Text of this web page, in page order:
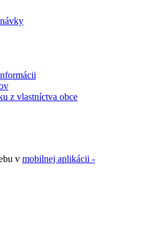
z vlastníctva obce
v mobilnej aplikácii -